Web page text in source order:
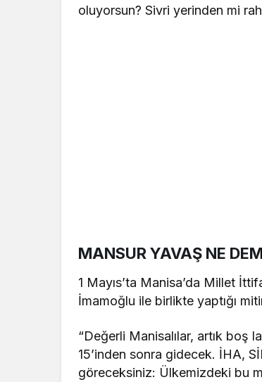
oluyorsun? Sivri yerinden mi
MANSUR YAVAŞ NE
1 Mayıs’ta Manisa’da Millet
İmamoğlu ile birlikte yaptığı
“Değerli Manisalılar, artık boş
15’inden sonra gidecek. İHA,
göreceksiniz: Ülkemizdeki bu